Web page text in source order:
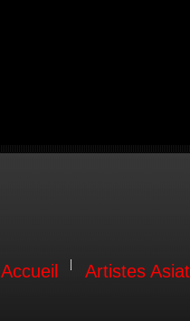
Accueil Artistes